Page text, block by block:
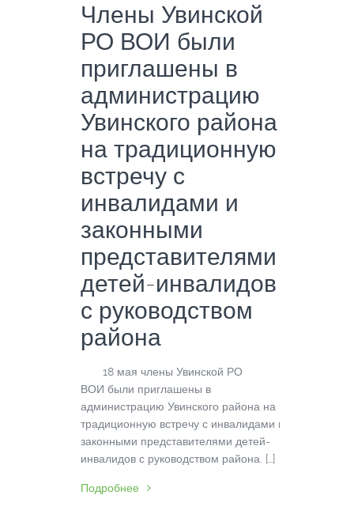
Члены Увинской
РО ВОИ были
приглашены в
администрацию
Увинского района
на традиционную
встречу с
инвалидами и
законными
представителями
детей-инвалидов
с руководством
района
18 мая члены Увинской РО
ВОИ были приглашены в
администрацию Увинского района на
традиционную встречу с инвалидами и
законными представителями детей-
инвалидов с руководством района. […]
Подробнее